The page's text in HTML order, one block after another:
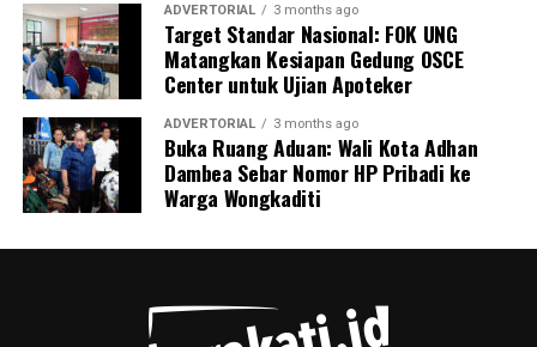
ADVERTORIAL 3 months ago
Target Standar Nasional: FOK UNG
Matangkan Kesiapan Gedung OSCE
Center untuk Ujian Apoteker
ADVERTORIAL 3 months ago
Buka Ruang Aduan: Wali Kota Adhan
Dambea Sebar Nomor HP Pribadi ke
Warga Wongkaditi